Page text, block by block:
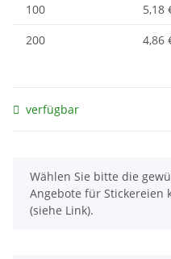
100
5,18
200
4,86
verfügbar
x
Wählen Sie bitte die
Angebote für Stickereien
(siehe Link).